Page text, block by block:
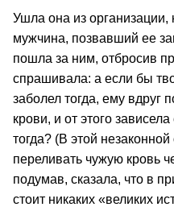
Ушла она из организации,
мужчина, позвавший ее
пошла за ним, отбросив
спрашивала: а если бы
заболел тогда, ему вдруг
крови, и от этого
тогда? (В этой
переливать чужую кровь
подумав, сказала, что в
стоит никаких «великих